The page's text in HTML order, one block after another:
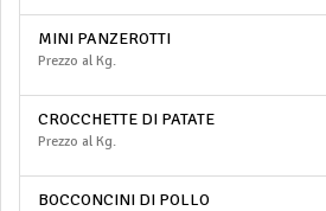
MINI PANZEROTTI
Prezzo al Kg.
CROCCHETTE DI PATATE
Prezzo al Kg.
BOCCONCINI DI POLLO